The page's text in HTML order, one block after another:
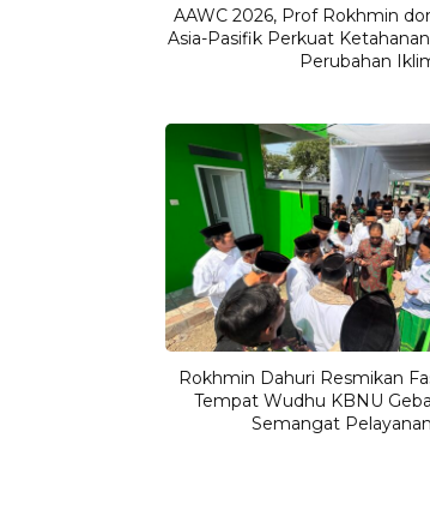
AAWC 2026, Prof Rokhmin
Asia-Pasifik Perkuat
Perubahan
Rokhmin Dahuri Resmikan
Tempat Wudhu KBNU
Semangat